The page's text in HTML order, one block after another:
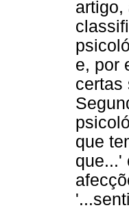
artigo,
e, por
certas
que
que...'